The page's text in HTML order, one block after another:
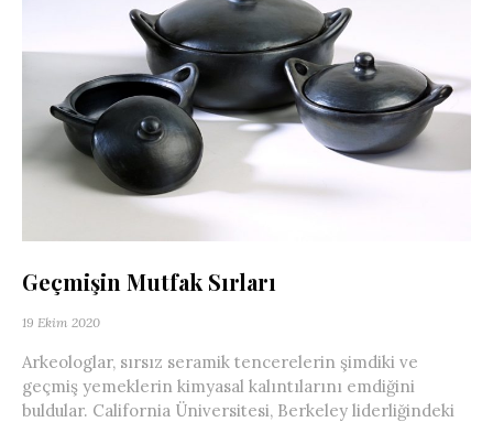
Geçmişin Mutfak Sırları
19 Ekim 2020
Arkeologlar, sırsız seramik tencerelerin şimdiki ve
geçmiş yemeklerin kimyasal kalıntılarını emdiğini
buldular. California Üniversitesi, Berkeley liderliğindeki